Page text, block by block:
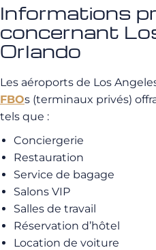
Informations
concernant
Orlando
Les aéroports de Los
FBOs (terminaux privés)
tels que :
Conciergerie
Restauration
Service de bagage
Salons VIP
Salles de travail
Réservation d’hôtel
Location de voiture